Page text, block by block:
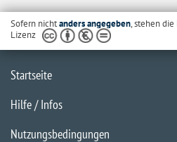
Sofern nichtanders angegeben, stehen
Lizenz
Startseite
Hilfe / Infos
Nutzungsbedingungen